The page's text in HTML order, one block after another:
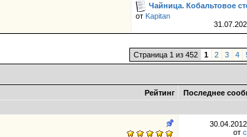
Чайница. Кобальтовое
от Kapitan
Страница 1 из 452 1 2 3 4
Рейтинг Последнее
30.04.2012
от